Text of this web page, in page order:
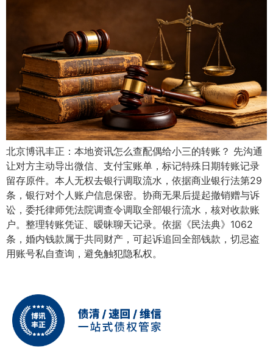
北京博讯丰正：本地资讯怎么查配偶给小三的转账？ 先沟通
让对方主动导出微信、支付宝账单，标记特殊日期转账记录
留存原件。本人无权去银行调取流水，依据商业银行法第29
条，银行对个人账户信息保密。协商无果后提起撤销赠与诉
讼，委托律师凭法院调查令调取全部银行流水，核对收款账
户。整理转账凭证、暧昧聊天记录。依据《民法典》1062
条，婚内钱款属于共同财产，可起诉追回全部钱款，切忌盗
用账号私自查询，避免触犯隐私权。